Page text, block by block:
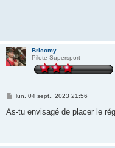
Bricomy
Pilote Supersport
M
s
lun. 04 sept., 2023 21:56
As-tu envisagé de placer le